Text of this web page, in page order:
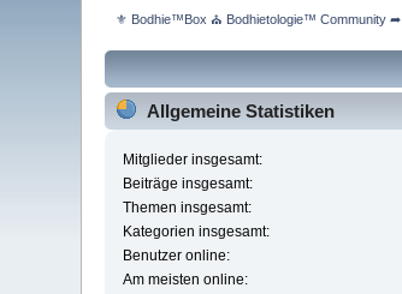
⚜ Bodhie™Box ⛪ Bodhietologie™ Community
Allgemeine Statistiken
Mitglieder insgesamt:
Beiträge insgesamt:
Themen insgesamt:
Kategorien insgesamt:
Benutzer online:
Am meisten online: